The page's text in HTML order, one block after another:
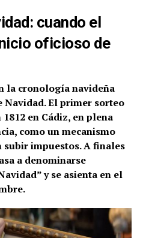
cuando el
oficioso de
la cronología navideña
Navidad. El primer sorteo
en Cádiz, en plena
como un mecanismo
impuestos. A finales
a denominarse
y se asienta en el